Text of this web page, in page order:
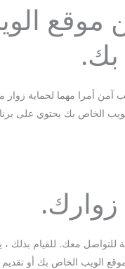
موقع
آمن أمرا مهما لحماية زوار
الخاص بك يحتوي على
للتواصل معك. للقيام بذلك
الويب الخاص بك أو